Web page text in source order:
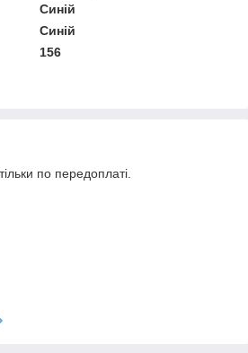
Синій
Синій
156
по передоплаті.